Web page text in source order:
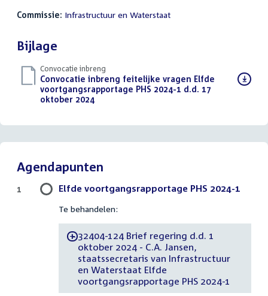
Commissie: Infrastructuur en Waterstaat
Bijlage
Convocatie inbreng
Download
bestand:
Convocatie inbreng feitelijke vragen Elfde
voortgangsrapportage PHS 2024-1 d.d. 17
oktober 2024(PDF)
Agendapunten
Elfde voortgangsrapportage PHS 2024-1
Te behandelen:
-32404-124 Brief regering d.d. 1
oktober 2024 - C.A. Jansen,
staatssecretaris van Infrastructuur
en Waterstaat Elfde
voortgangsrapportage PHS 2024-1
1